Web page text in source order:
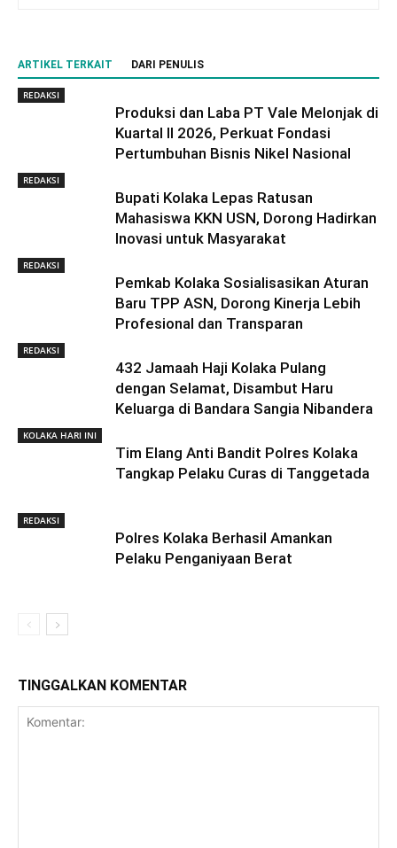
ARTIKEL TERKAIT DARI PENULIS
REDAKSI
Produksi dan Laba PT Vale Melonjak di
Kuartal II 2026, Perkuat Fondasi
Pertumbuhan Bisnis Nikel Nasional
REDAKSI
Bupati Kolaka Lepas Ratusan
Mahasiswa KKN USN, Dorong Hadirkan
Inovasi untuk Masyarakat
REDAKSI
Pemkab Kolaka Sosialisasikan Aturan
Baru TPP ASN, Dorong Kinerja Lebih
Profesional dan Transparan
REDAKSI
432 Jamaah Haji Kolaka Pulang
dengan Selamat, Disambut Haru
Keluarga di Bandara Sangia Nibandera
KOLAKA HARI INI
Tim Elang Anti Bandit Polres Kolaka
Tangkap Pelaku Curas di Tanggetada
REDAKSI
Polres Kolaka Berhasil Amankan
Pelaku Penganiyaan Berat
TINGGALKAN KOMENTAR